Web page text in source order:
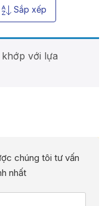
Sắp xếp
với lựa
chúng tôi tư vấn
nhất